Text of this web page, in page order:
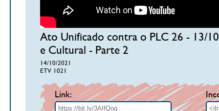
Ato Unificado contra o PLC 26 - 13/
e Cultural - Parte 2
14/10/2021
ETV 1021
Link: